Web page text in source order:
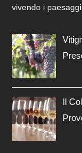
vivendo i
Il